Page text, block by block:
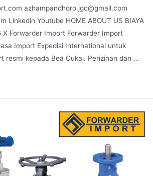
azhampandhoro.jgc@gmail.com
Linkedin Youtube HOME ABOUT US BIAYA
X Forwarder Import Forwarder Import
Import Expedisi International untuk
resmi kepada Bea Cukai. Perizinan dan …